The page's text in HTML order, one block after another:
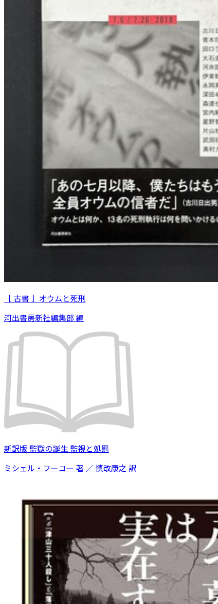
［ 古書 ］オウムと死刑
河出書房新社編集部 編
新訳版 監獄の誕生 監視と処罰
ミシェル・フーコー 著 ／ 慎改康之 訳